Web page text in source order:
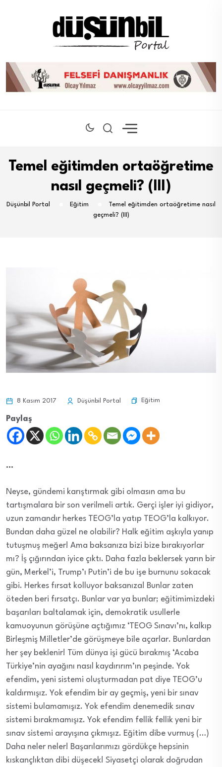
Temel eğitimden ortaöğretime
nasıl geçmeli? (III)
Düşünbil Portal Eğitim
Temel eğitimden ortaöğretime nasıl
geçmeli? (III)
8 Kasım 2017 Düşünbil Portal Eğitim
Paylaş
…
Neyse, gündemi karıştırmak gibi olmasın ama bu
tartışmalara bir son verilmeli artık. Gerçi işler iyi gidiyor,
uzun zamandır herkes TEOG’la yatıp TEOG’la kalkıyor.
Bundan daha güzel ne olabilir? Halk eğitim aşkıyla yanıp
tutuşmuş meğer! Ama baksanıza bizi bize bırakıyorlar
mı? İş çığırından iyice çıktı. Daha fazla beklersek yarın bir
gün, Merkel’i, Trump’ı Putin’i de bu işe burnunu sokacak
gibi. Herkes fırsat kolluyor baksanıza! Bunlar zaten
öteden beri fırsatçı. Bunlar var ya bunlar; eğitimimizdeki
başarıları baltalamak için, demokratik usullerle
kamuoyunun görüşüne açtığımız ‘TEOG Sınavı’nı, kalkıp
Birleşmiş Milletler’de görüşmeye bile açarlar. Bunlardan
her şey beklenir! Tüm dünya işi gücü bırakmış ‘Acaba
Türkiye’nin ayağını nasıl kaydırırım’ın peşinde. Yok
efendim, yeni sistemi oluşturmadan pat diye TEOG’u
kaldırmışız. Yok efendim bir ay geçmiş, yeni bir sınav
sistemi bulamamışız. Yok efendim denemedik sınav
sistemi bırakmamışız. Yok efendim fellik fellik yeni bir
sınav sistemi arayışına çıkmışız. Eğitim dibe vurmuş (…)
Daha neler neler! Başarılarımızı gördükçe hepsinin
kıskançlıktan dibi düşecek! Siyasetçi olarak doğrudan